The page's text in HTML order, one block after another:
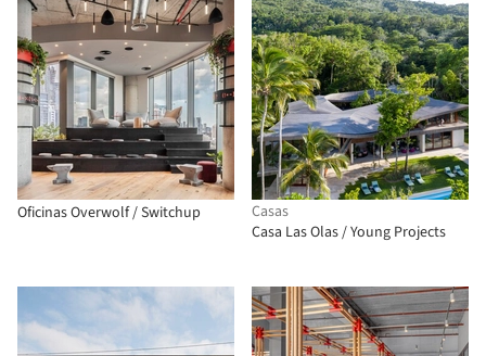
Oficinas Overwolf / Switchup
Casas
Casa Las Olas / Young Projects